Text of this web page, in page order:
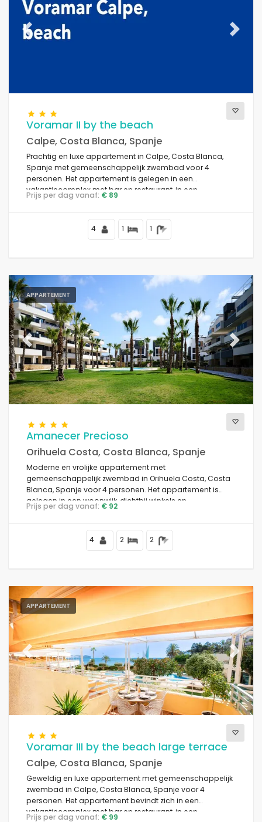
Previous Next
Voramar II by the beach
Calpe, Costa Blanca, Spanje
Prachtig en luxe appartement in Calpe, Costa Blanca,
Spanje met gemeenschappelijk zwembad voor 4
personen. Het appartement is gelegen in een
vakantiecomplex met bar en restaurant, in een
residentiële strandomgeving, dicht bij winkels en
3 km van het centrum van Calpe en 25 m van de
Middellandse Zee.
Prijs per dag vanaf: € 89
4 1 1
APPARTEMENT
Previous Next
Amanecer Precioso
Orihuela Costa, Costa Blanca, Spanje
Moderne en vrolijke appartement met
gemeenschappelijk zwembad in Orihuela Costa, Costa
Blanca, Spanje voor 4 personen. Het appartement is
gelegen in een woonwijk, dichtbij winkels en
supermarkten en op 4 km van het Cala la Mosca strand.
Prijs per dag vanaf: € 92
4 2 2
APPARTEMENT
Previous Next
Voramar III by the beach large terrace
Calpe, Costa Blanca, Spanje
Geweldig en luxe appartement met gemeenschappelijk
zwembad in Calpe, Costa Blanca, Spanje voor 4
personen. Het appartement bevindt zich in een
vakantiecomplex met bar en restaurant, in een
Prijs per dag vanaf: € 99